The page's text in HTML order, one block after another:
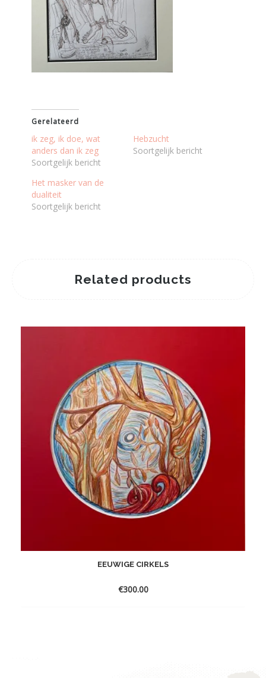
Gerelateerd
ik zeg, ik doe, wat
anders dan ik zeg
Soortgelijk bericht
Hebzucht
Soortgelijk bericht
Het masker van de
dualiteit
Soortgelijk bericht
Related products
EEUWIGE CIRKELS
€300.00